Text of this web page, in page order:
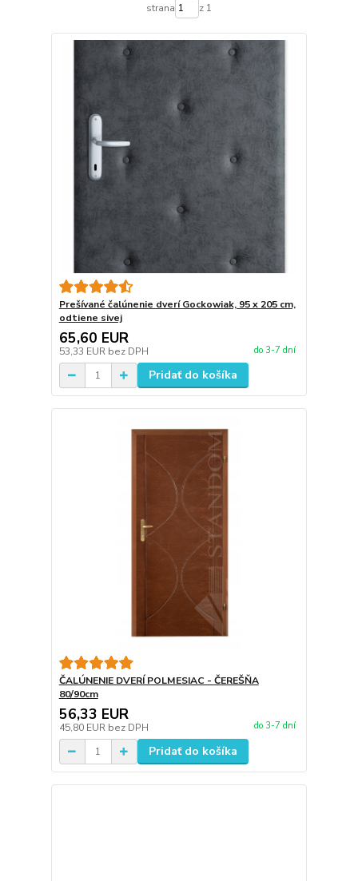
strana z 1
Prešívané čalúnenie dverí Gockowiak, 95 x 205 cm,
odtiene sivej
65,60 EUR
53,33 EUR bez DPH do 3-7 dní
Pridať do košíka
ČALÚNENIE DVERÍ POLMESIAC - ČEREŠŇA
80/90cm
56,33 EUR
45,80 EUR bez DPH do 3-7 dní
Pridať do košíka